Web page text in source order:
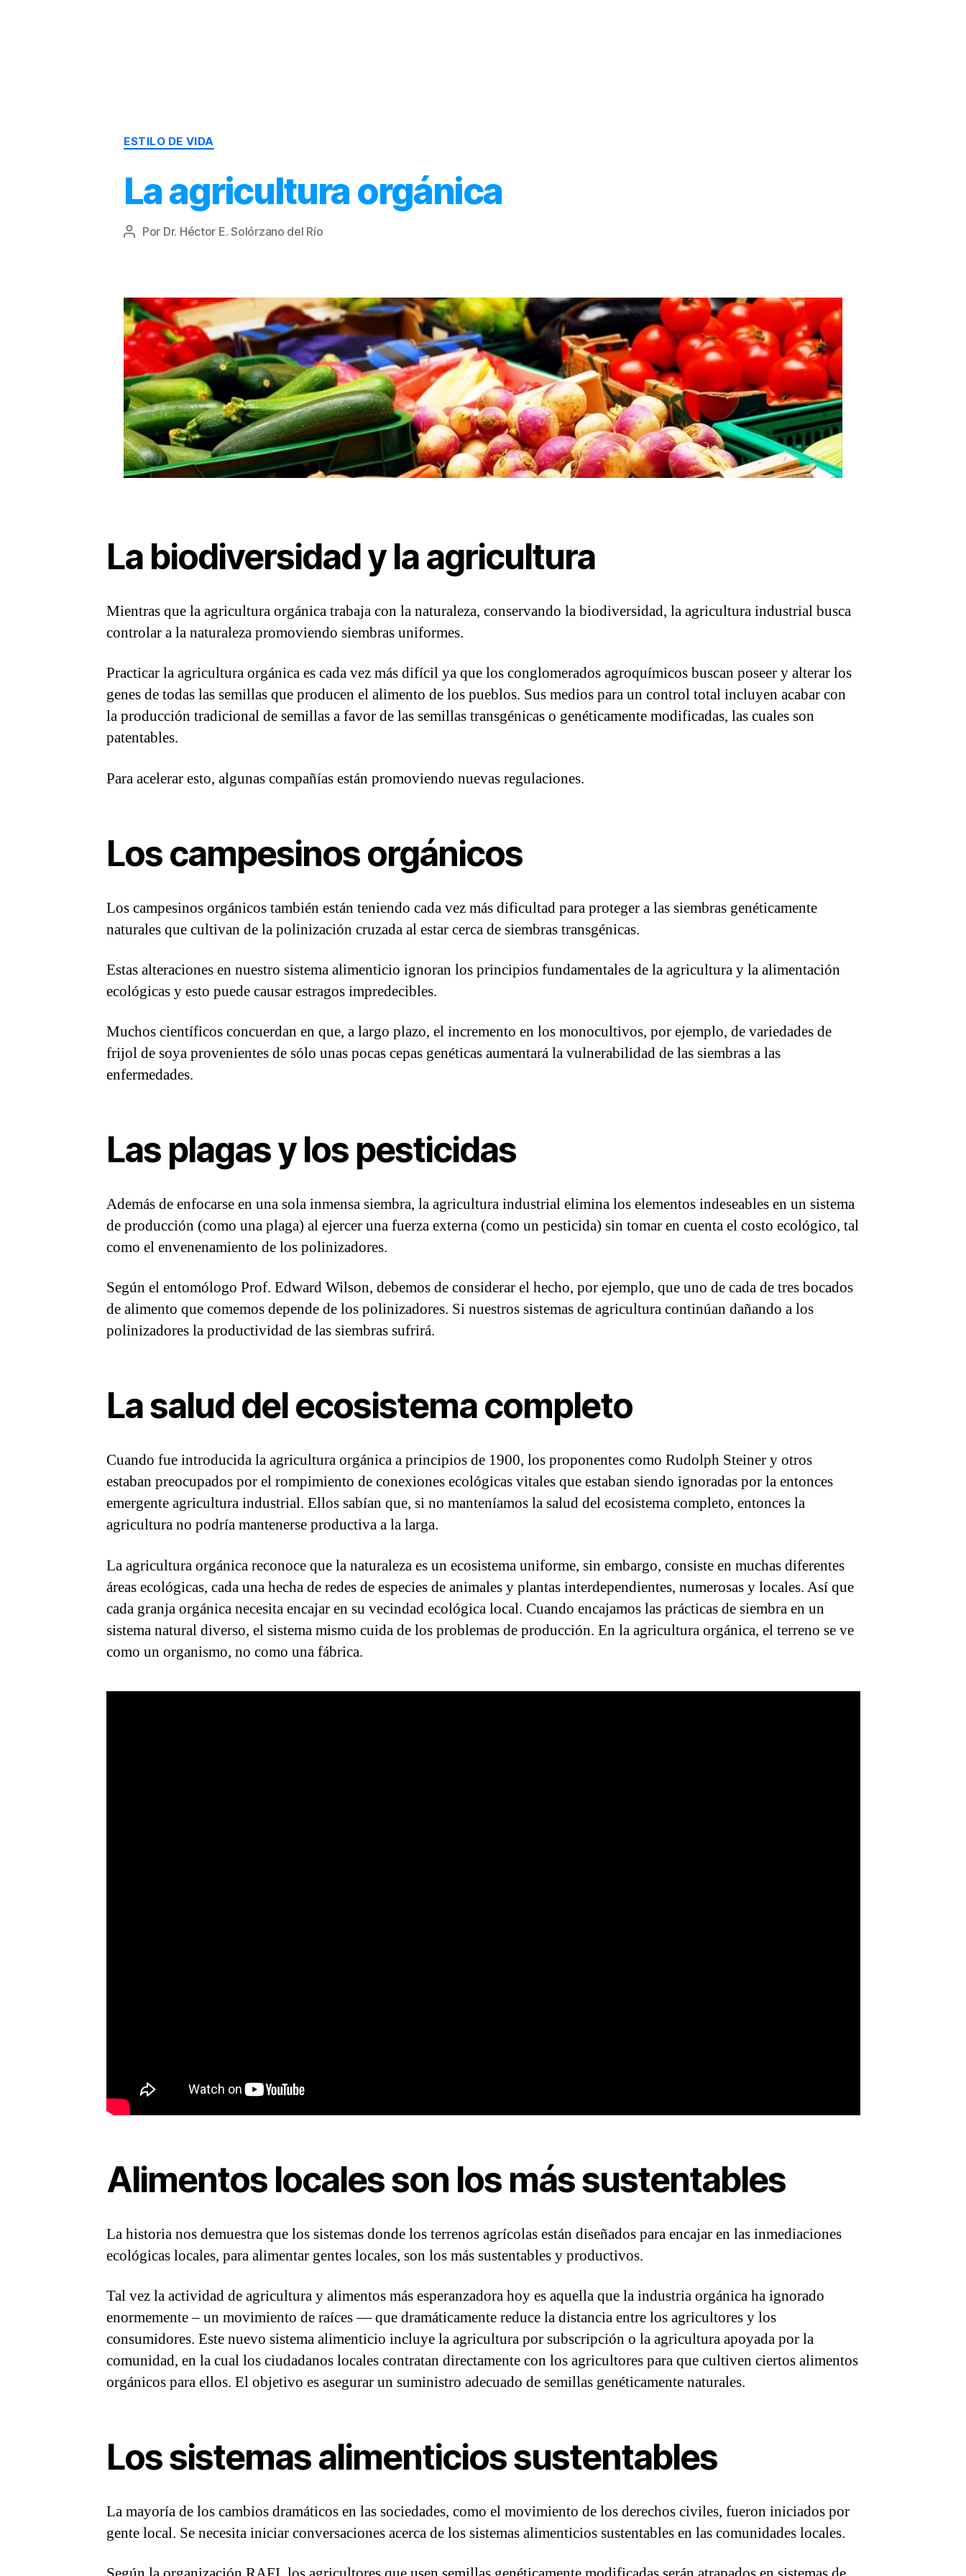
ESTILO DE VIDA
La agricultura orgánica
Autor
Por Dr. Héctor E. Solórzano del Río
La biodiversidad y la agricultura
Mientras que la agricultura orgánica trabaja con la naturaleza, conservando la biodiversidad, la agricultura industrial busca
controlar a la naturaleza promoviendo siembras uniformes.
Practicar la agricultura orgánica es cada vez más difícil ya que los conglomerados agroquímicos buscan poseer y alterar los
genes de todas las semillas que producen el alimento de los pueblos. Sus medios para un control total incluyen acabar con
la producción tradicional de semillas a favor de las semillas transgénicas o genéticamente modificadas, las cuales son
patentables.
Para acelerar esto, algunas compañías están promoviendo nuevas regulaciones.
Los campesinos orgánicos
Los campesinos orgánicos también están teniendo cada vez más dificultad para proteger a las siembras genéticamente
naturales que cultivan de la polinización cruzada al estar cerca de siembras transgénicas.
Estas alteraciones en nuestro sistema alimenticio ignoran los principios fundamentales de la agricultura y la alimentación
ecológicas y esto puede causar estragos impredecibles.
Muchos científicos concuerdan en que, a largo plazo, el incremento en los monocultivos, por ejemplo, de variedades de
frijol de soya provenientes de sólo unas pocas cepas genéticas aumentará la vulnerabilidad de las siembras a las
enfermedades.
Las plagas y los pesticidas
Además de enfocarse en una sola inmensa siembra, la agricultura industrial elimina los elementos indeseables en un sistema
de producción (como una plaga) al ejercer una fuerza externa (como un pesticida) sin tomar en cuenta el costo ecológico, tal
como el envenenamiento de los polinizadores.
Según el entomólogo Prof. Edward Wilson, debemos de considerar el hecho, por ejemplo, que uno de cada de tres bocados
de alimento que comemos depende de los polinizadores. Si nuestros sistemas de agricultura continúan dañando a los
polinizadores la productividad de las siembras sufrirá.
La salud del ecosistema completo
Cuando fue introducida la agricultura orgánica a principios de 1900, los proponentes como Rudolph Steiner y otros
estaban preocupados por el rompimiento de conexiones ecológicas vitales que estaban siendo ignoradas por la entonces
emergente agricultura industrial. Ellos sabían que, si no manteníamos la salud del ecosistema completo, entonces la
agricultura no podría mantenerse productiva a la larga.
La agricultura orgánica reconoce que la naturaleza es un ecosistema uniforme, sin embargo, consiste en muchas diferentes
áreas ecológicas, cada una hecha de redes de especies de animales y plantas interdependientes, numerosas y locales. Así que
cada granja orgánica necesita encajar en su vecindad ecológica local. Cuando encajamos las prácticas de siembra en un
sistema natural diverso, el sistema mismo cuida de los problemas de producción. En la agricultura orgánica, el terreno se ve
como un organismo, no como una fábrica.
Alimentos locales son los más sustentables
La historia nos demuestra que los sistemas donde los terrenos agrícolas están diseñados para encajar en las inmediaciones
ecológicas locales, para alimentar gentes locales, son los más sustentables y productivos.
Tal vez la actividad de agricultura y alimentos más esperanzadora hoy es aquella que la industria orgánica ha ignorado
enormemente – un movimiento de raíces — que dramáticamente reduce la distancia entre los agricultores y los
consumidores. Este nuevo sistema alimenticio incluye la agricultura por subscripción o la agricultura apoyada por la
comunidad, en la cual los ciudadanos locales contratan directamente con los agricultores para que cultiven ciertos alimentos
orgánicos para ellos. El objetivo es asegurar un suministro adecuado de semillas genéticamente naturales.
Los sistemas alimenticios sustentables
La mayoría de los cambios dramáticos en las sociedades, como el movimiento de los derechos civiles, fueron iniciados por
gente local. Se necesita iniciar conversaciones acerca de los sistemas alimenticios sustentables en las comunidades locales.